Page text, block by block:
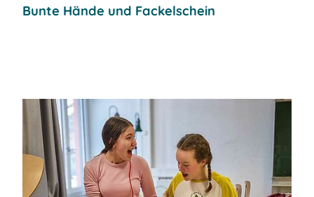
Bunte Hände und Fackelschein